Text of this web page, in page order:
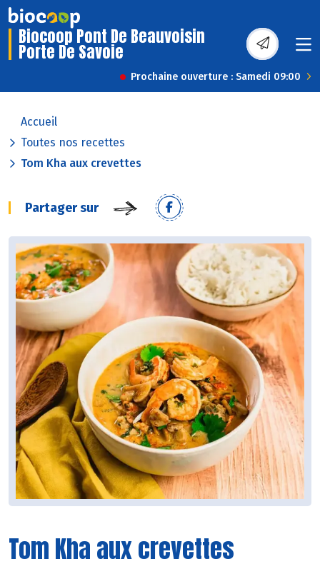
Biocoop Pont De Beauvoisin
Porte De Savoie
Prochaine ouverture : Samedi 09:00
Accueil
Toutes nos recettes
Tom Kha aux crevettes
Partager sur
Tom Kha aux crevettes